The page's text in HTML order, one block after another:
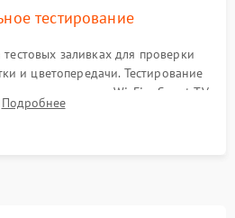
тестирование
заливках для проверки
и цветопередачи. Тестирование
модуля Wi-Fi и Smart TV
течение нескольких часов.
Подробнее